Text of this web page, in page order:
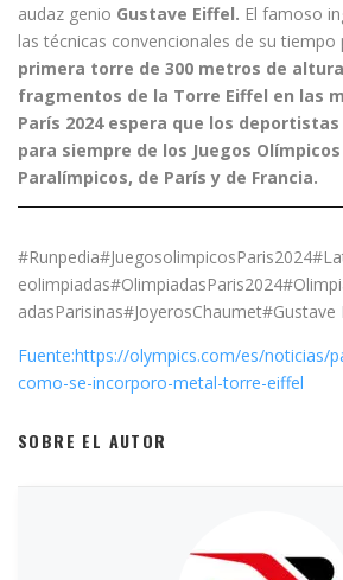
audaz genio Gustave Eiffel. El famoso
las técnicas convencionales de su tiempo
primera torre de 300 metros de altura
fragmentos de la Torre Eiffel en las
París 2024 espera que los
para siempre de los Juegos Olímpicos
Paralímpicos, de París y de Francia.
adasParisinas#JoyerosChaumet#Gustave
Fuente:https://olympics.com/es/noticias/
como-se-incorporo-metal-torre-eiffel
SOBRE EL AUTOR